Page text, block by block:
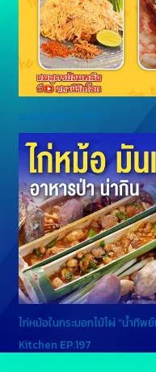
ขนมจีนผัดไท ไข่แห
ไก่หม้อในกระบอกไม้ไผ่ “น้ำทิ
Kitchen EP.197